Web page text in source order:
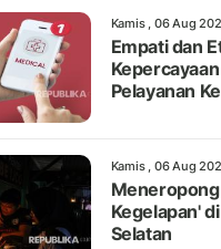
Kamis , 06 Aug
Empati dan
Pelayanan
Kamis , 06 Aug
Kegelapan'
Selatan